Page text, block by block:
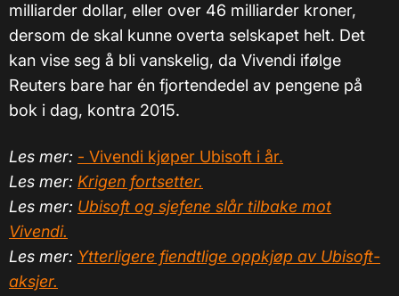
milliarder dollar, eller over 46 milliarder kroner,
dersom de skal kunne overta selskapet helt. Det
kan vise seg å bli vanskelig, da Vivendi ifølge
Reuters bare har én fjortendedel av pengene på
bok i dag, kontra 2015.
Les mer: - Vivendi kjøper Ubisoft i år.
Les mer: Krigen fortsetter.
Les mer: Ubisoft og sjefene slår tilbake mot
Vivendi.
Les mer: Ytterligere fiendtlige oppkjøp av Ubisoft-
aksjer.